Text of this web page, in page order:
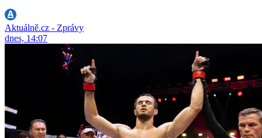
Aktuálně.cz - Zprávy
dnes, 14:07